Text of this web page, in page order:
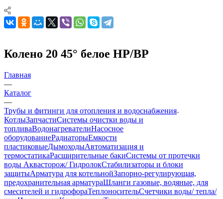
Колено 20 45° белое НР/ВР
Главная
—
Каталог
—
Трубы и фитинги для отопления и водоснабжения
КотлыЗапчастиСистемы очистки воды и
топливаВодонагревателиНасосное
оборудованиеРадиаторыЕмкости
пластиковыеДымоходыАвтоматизация и
термостатикаРасширительные бакиСистемы от протечки
воды Аквасторож/ ГидролокСтабилизаторы и блоки
защитыАрматура для котельнойЗапорно-регулирующая,
предохранительная арматураШланги газовые, водяные, для
смесителей и гидрофораТеплоносительСчетчики воды/ тепла/